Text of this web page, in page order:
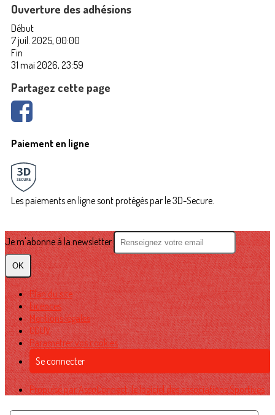
Ouverture des adhésions
Début
7 juil. 2025, 00:00
Fin
31 mai 2026, 23:59
Partagez cette page
Paiement en ligne
Les paiements en ligne sont protégés par le 3D-Secure.
Je m'abonne à la newsletter
OK
Plan du site
Licences
Mentions légales
CGUV
Paramétrer vos cookies
Se connecter
Propulsé par AssoConnect, le logiciel des associations Sportives